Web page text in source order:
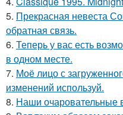
5. Прекрасная невеста
обратная связь.
6. Теперь у вас есть
в одном месте.
7. Моё лицо с
изменений используй.
8. Наши очаровательные